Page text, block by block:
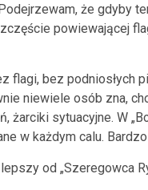
że gdyby
powiewającej
flagi, bez podniosłych
niewiele osób zna,
żarciki sytuacyjne. W
w każdym calu. Bardzo
od „Szeregowca